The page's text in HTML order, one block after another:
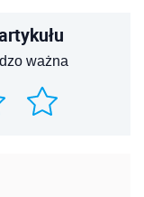
ważna